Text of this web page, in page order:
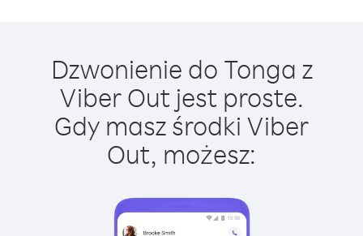
Dzwonienie do Tonga z
Viber Out jest proste.
Gdy masz środki Viber
Out, możesz: